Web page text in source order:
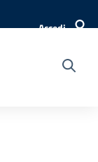
Accedi